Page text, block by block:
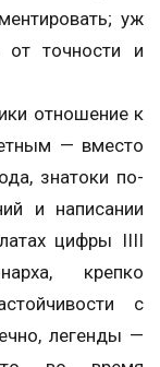
уж
от точности и
отношение к
— вместо
знатоки по-
и написании
цифры IIII
крепко
с
легенды —